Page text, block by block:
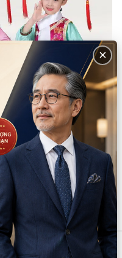
tự
×